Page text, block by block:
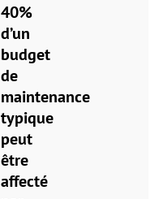
40%
d’un
budget
de
maintenance
typique
peut
être
affecté